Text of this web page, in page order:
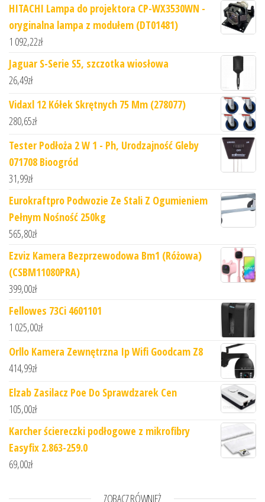
HITACHI Lampa do projektora CP-WX3530WN -
oryginalna lampa z modułem (DT01481)
1 092,22zł
Jaguar S-Serie S5, szczotka wiosłowa
26,49zł
Vidaxl 12 Kółek Skrętnych 75 Mm (278077)
280,65zł
Tester Podłoża 2 W 1 - Ph, Urodzajność Gleby
071708 Bioogród
31,99zł
Eurokraftpro Podwozie Ze Stali Z Ogumieniem
Pełnym Nośność 250kg
565,80zł
Ezviz Kamera Bezprzewodowa Bm1 (Różowa)
(CSBM11080PRA)
399,00zł
Fellowes 73Ci 4601101
1 025,00zł
Orllo Kamera Zewnętrzna Ip Wifi Goodcam Z8
414,99zł
Elzab Zasilacz Poe Do Sprawdzarek Cen
105,00zł
Karcher ściereczki podłogowe z mikrofibry
Easyfix 2.863-259.0
69,00zł
ZOBACZ RÓWNIEŻ